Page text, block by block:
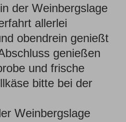
der Weinbergslage
allerlei
obendrein genießt
genießen
und frische
bitte bei der
Weinbergslage